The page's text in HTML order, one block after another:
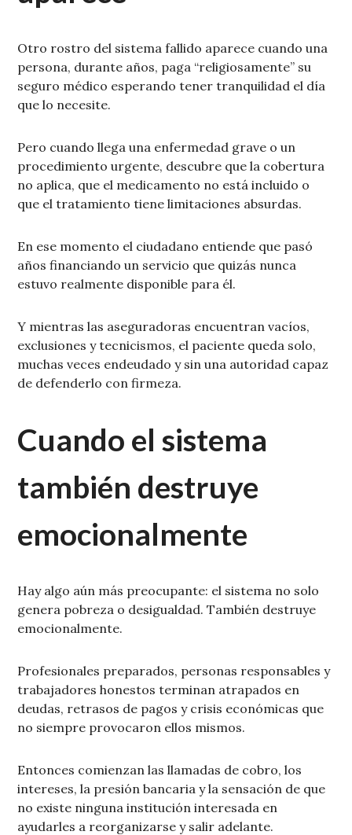
Otro rostro del sistema fallido aparece cuando una
persona, durante años, paga “religiosamente” su
seguro médico esperando tener tranquilidad el día
que lo necesite.
Pero cuando llega una enfermedad grave o un
procedimiento urgente, descubre que la cobertura
no aplica, que el medicamento no está incluido o
que el tratamiento tiene limitaciones absurdas.
En ese momento el ciudadano entiende que pasó
años financiando un servicio que quizás nunca
estuvo realmente disponible para él.
Y mientras las aseguradoras encuentran vacíos,
exclusiones y tecnicismos, el paciente queda solo,
muchas veces endeudado y sin una autoridad capaz
de defenderlo con firmeza.
Cuando el sistema
también destruye
emocionalmente
Hay algo aún más preocupante: el sistema no solo
genera pobreza o desigualdad. También destruye
emocionalmente.
Profesionales preparados, personas responsables y
trabajadores honestos terminan atrapados en
deudas, retrasos de pagos y crisis económicas que
no siempre provocaron ellos mismos.
Entonces comienzan las llamadas de cobro, los
intereses, la presión bancaria y la sensación de que
no existe ninguna institución interesada en
ayudarles a reorganizarse y salir adelante.